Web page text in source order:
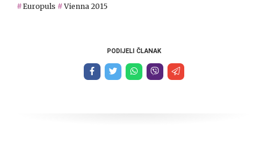
Europuls Vienna 2015
PODIJELI ČLANAK